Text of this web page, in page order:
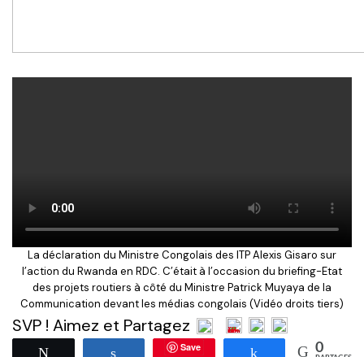
La déclaration du Ministre Congolais des ITP Alexis Gisaro sur
l’action du Rwanda en RDC. C’était à l’occasion du briefing-Etat
des projets routiers à côté du Ministre Patrick Muyaya de la
Communication devant les médias congolais (Vidéo droits tiers)
SVP ! Aimez et Partagez
Partagez Save Partagez 0